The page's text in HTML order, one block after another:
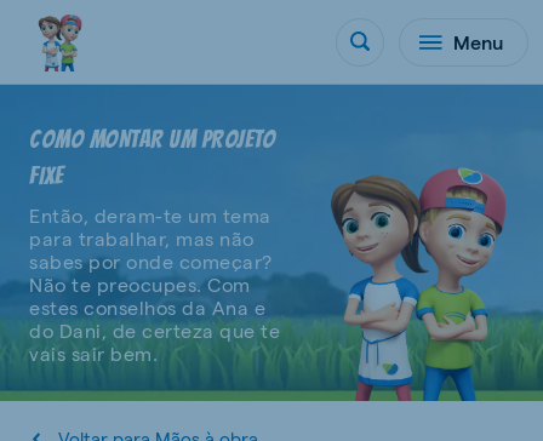
Menu
COMO MONTAR UM PROJETO
FIXE
Então, deram-te um tema
para trabalhar, mas não
sabes por onde começar?
Não te preocupes. Com
estes conselhos da Ana e
do Dani, de certeza que te
vais sair bem.